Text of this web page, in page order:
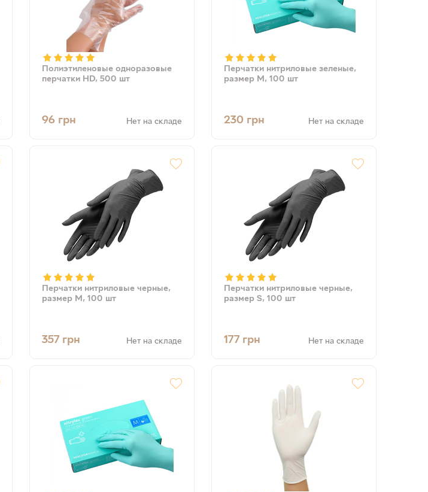
Полиэтиленовые одноразовые
перчатки HD, 500 шт
96 грн Нет на складе
Перчатки нитриловые зеленые,
размер М, 100 шт
230 грн Нет на складе
Перчатки нитриловые черные,
размер М, 100 шт
357 грн Нет на складе
Перчатки нитриловые черные,
размер S, 100 шт
177 грн Нет на складе